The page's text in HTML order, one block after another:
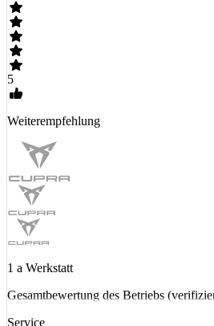
5
Weiterempfehlung
1 a Werkstatt
Gesamtbewertung des Betriebs
Service